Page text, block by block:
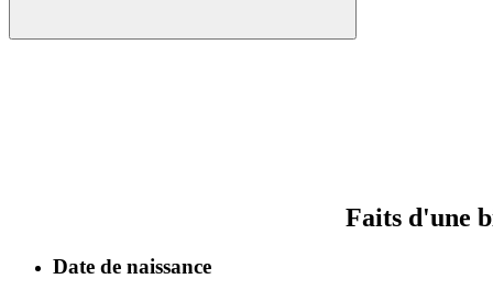
Faits d'une
Date de naissance